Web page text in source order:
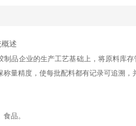
述
企业的生产工艺基础上，将原料库存
量精度，使每批配料都有记录可追溯
品。